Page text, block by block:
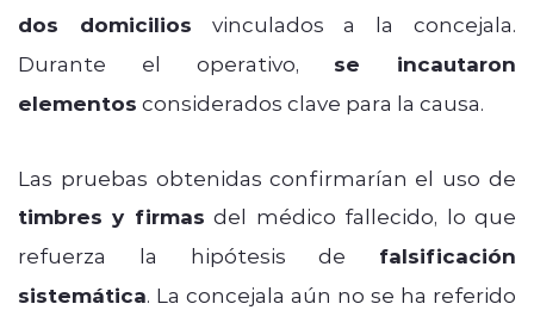
dos domicilios vinculados a la concejala.
Durante el operativo, se incautaron
elementos considerados clave para la causa.
Las pruebas obtenidas confirmarían el uso de
timbres y firmas del médico fallecido, lo que
refuerza la hipótesis de falsificación
sistemática. La concejala aún no se ha referido